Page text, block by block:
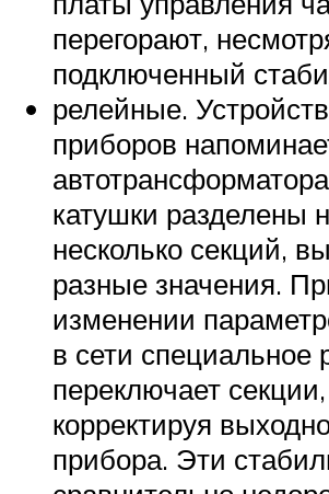
перегорают,
подключенный
релейные.
приборов
катушки разделены
несколько секций,
разные значения.
изменении
в сети специальное
переключает секции,
корректируя
прибора. Эти